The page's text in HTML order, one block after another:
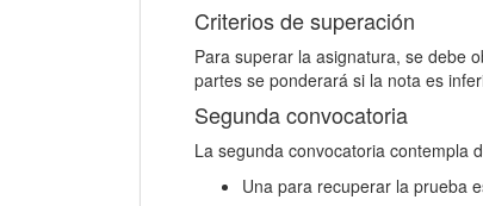
Criterios de superación
Para superar la asignatura, se debe
partes se ponderará si la nota es
Segunda convocatoria
La segunda convocatoria contempla
Una para recuperar la prueba